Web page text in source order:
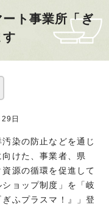
ト事業所「ぎ
日
染の防止などを通じ
けた、事業者、県
源の循環を促進して
ョップ制度」を「岐
ふプラスマ！』」登